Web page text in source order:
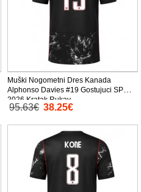
Muški Nogometni Dres Kanada
Alphonso Davies #19 Gostujuci SP
2026 Kratak Rukav
95.63€ 38.25€